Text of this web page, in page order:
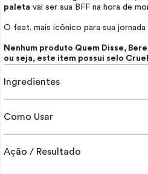
paleta vai ser sua BFF na hora de
O feat. mais icônico para sua jornada
Nenhum produto Quem Disse,
ou seja, este item possui selo
Ingredientes
Como Usar
Ação / Resultado